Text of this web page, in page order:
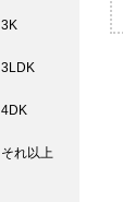
3K
3LDK
4DK
それ以上